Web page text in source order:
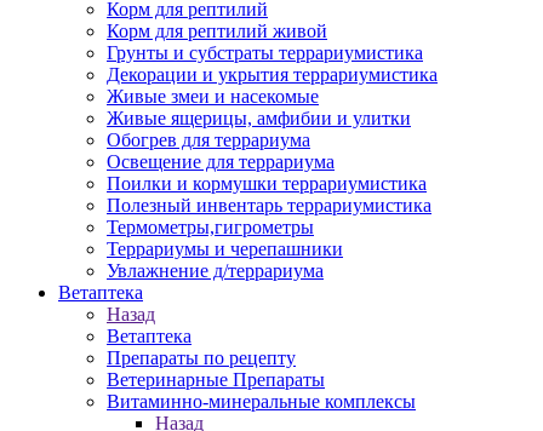
Корм для рептилий
Корм для рептилий живой
Грунты и субстраты террариумистика
Декорации и укрытия террариумистика
Живые змеи и насекомые
Живые ящерицы, амфибии и улитки
Обогрев для террариума
Освещение для террариума
Поилки и кормушки террариумистика
Полезный инвентарь террариумистика
Термометры,гигрометры
Террариумы и черепашники
Увлажнение д/террариума
Ветаптека
Назад
Ветаптека
Препараты по рецепту
Ветеринарные Препараты
Витаминно-минеральные комплексы
Назад